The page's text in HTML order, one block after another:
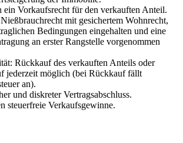
ein Vorkaufsrecht für den verkauften Anteil.
mit gesichertem Wohnrecht,
Bedingungen eingehalten und eine
an erster Rangstelle vorgenommen
Rückkauf des verkauften Anteils oder
jederzeit möglich (bei Rückkauf fällt
an).
und diskreter Vertragsabschluss.
steuerfreie Verkaufsgewinne.